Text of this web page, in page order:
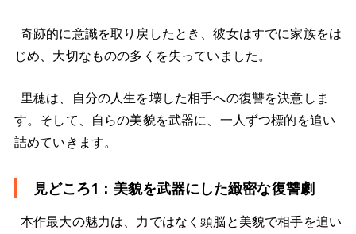
奇跡的に意識を取り戻したとき、彼女はすでに家族をは
じめ、大切なものの多くを失っていました。
里穂は、自分の人生を壊した相手への復讐を決意しま
す。そして、自らの美貌を武器に、一人ずつ標的を追い
詰めていきます。
見どころ1：美貌を武器にした緻密な復讐劇
本作最大の魅力は、力ではなく頭脳と美貌で相手を追い